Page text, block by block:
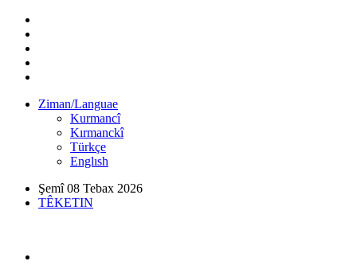
Ziman/Languae
Kurmancî
Kırmanckî
Türkçe
Englısh
Şemî 08 Tebax 2026
TÊKETIN